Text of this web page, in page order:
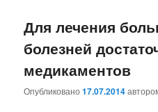
Для лечения
болезней
медикаментов
Опубликовано17.07.2014